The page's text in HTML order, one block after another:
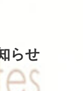
らせ